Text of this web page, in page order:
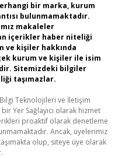
bir marka, kurum
bulunmamaktadır.
makaleler
içerikler haber niteliği
ve kişiler hakkında
kurum ve kişiler ile isim
Sitemizdeki bilgiler
taşımazlar.
Bilgi Teknolojileri ve İletişim
Yer Sağlayıcı olarak hizmet
proaktif olarak denetleme
Ancak, üyelerimiz
olup, siteye üye olarak